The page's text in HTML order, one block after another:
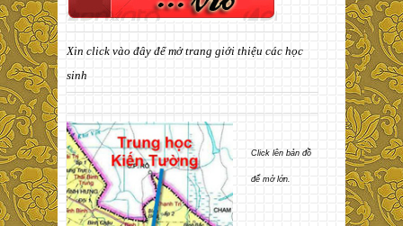
Xin click vào đây để mở trang giới thiệu các học
sinh
Click lên bản đồ
để mở lớn.